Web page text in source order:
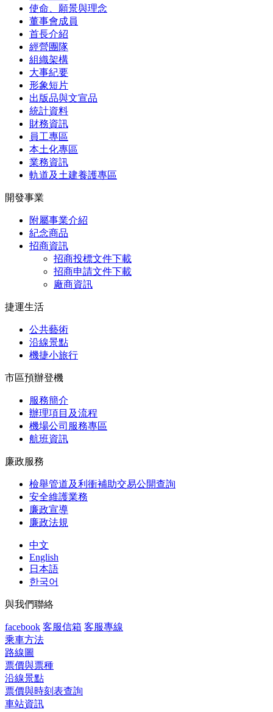
使命、願景與理念
董事會成員
首長介紹
經營團隊
組織架構
大事紀要
形象短片
出版品與文宣品
統計資料
財務資訊
員工專區
本土化專區
業務資訊
軌道及土建養護專區
開發事業
附屬事業介紹
紀念商品
招商資訊
招商投標文件下載
招商申請文件下載
廠商資訊
捷運生活
公共藝術
沿線景點
機捷小旅行
市區預辦登機
服務簡介
辦理項目及流程
機場公司服務專區
航班資訊
廉政服務
檢舉管道及利衝補助交易公開查詢
安全維護業務
廉政宣導
廉政法規
中文
English
日本語
한국어
與我們聯絡
facebook 客服信箱 客服專線
乘車方法
路線圖
票價與票種
沿線景點
票價與時刻表查詢
車站資訊